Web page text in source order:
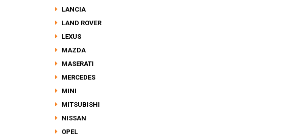
LANCIA
LAND ROVER
LEXUS
MAZDA
MASERATI
MERCEDES
MINI
MITSUBISHI
NISSAN
OPEL